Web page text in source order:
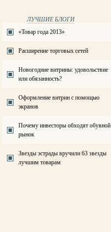
ЛУЧШИЕ БЛОГИ
«Товар года 2013»
Расширение торговых сетей
Новогодние витрины: удовольствие
или обязанность?
Оформление витрин с помощью
экранов
Почему инвесторы обходят обувной
рынок
Звезды эстрады вручили 63 звезды
лучшим товарам